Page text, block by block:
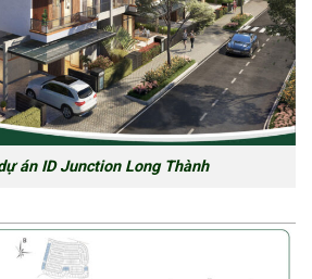
án ID Junction Long Thành